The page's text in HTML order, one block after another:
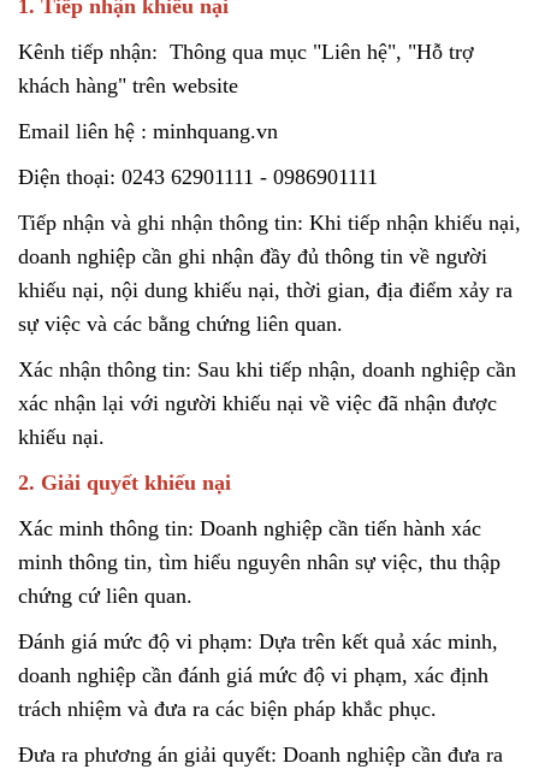
1. Tiếp nhận khiếu nại
Kênh tiếp nhận: Thông qua mục "Liên hệ", "Hỗ trợ
khách hàng" trên website
Email liên hệ : minhquang.vn
Điện thoại: 0243 62901111 - 0986901111
Tiếp nhận và ghi nhận thông tin: Khi tiếp nhận khiếu nại,
doanh nghiệp cần ghi nhận đầy đủ thông tin về người
khiếu nại, nội dung khiếu nại, thời gian, địa điểm xảy ra
sự việc và các bằng chứng liên quan.
Xác nhận thông tin: Sau khi tiếp nhận, doanh nghiệp cần
xác nhận lại với người khiếu nại về việc đã nhận được
khiếu nại.
2. Giải quyết khiếu nại
Xác minh thông tin: Doanh nghiệp cần tiến hành xác
minh thông tin, tìm hiểu nguyên nhân sự việc, thu thập
chứng cứ liên quan.
Đánh giá mức độ vi phạm: Dựa trên kết quả xác minh,
doanh nghiệp cần đánh giá mức độ vi phạm, xác định
trách nhiệm và đưa ra các biện pháp khắc phục.
Đưa ra phương án giải quyết: Doanh nghiệp cần đưa ra